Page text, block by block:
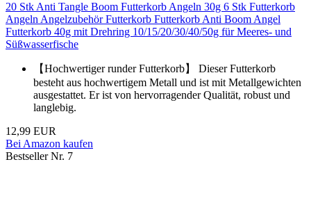
20 Stk Anti Tangle Boom Futterkorb Angeln 30g 6 Stk Futterkorb
Angeln Angelzubehör Futterkorb Futterkorb Anti Boom Angel
Futterkorb 40g mit Drehring 10/15/20/30/40/50g für Meeres- und
Süßwasserfische
【Hochwertiger runder Futterkorb】 Dieser Futterkorb
besteht aus hochwertigem Metall und ist mit Metallgewichten
ausgestattet. Er ist von hervorragender Qualität, robust und
langlebig.
12,99 EUR
Bei Amazon kaufen
Bestseller Nr. 7